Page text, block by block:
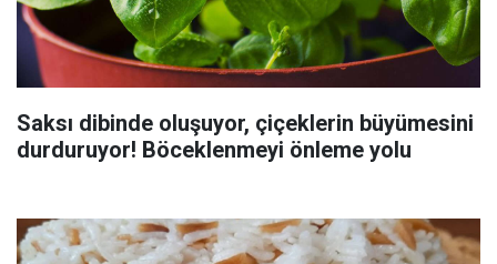
Saksı dibinde oluşuyor, çiçeklerin büyümesini
durduruyor! Böceklenmeyi önleme yolu